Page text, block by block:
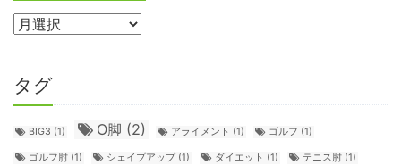
タグ
BIG3 (1) О脚 (2) アライメント (1) ゴルフ (1)
ゴルフ肘 (1) シェイプアップ (1) ダイエット (1) テニス肘(1)